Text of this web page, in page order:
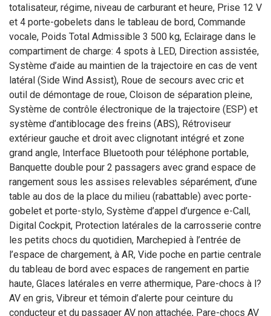
totalisateur, régime, niveau de carburant et heure, Prise 12 V
et 4 porte-gobelets dans le tableau de bord, Commande
vocale, Poids Total Admissible 3 500 kg, Eclairage dans le
compartiment de charge: 4 spots à LED, Direction assistée,
Système d’aide au maintien de la trajectoire en cas de vent
latéral (Side Wind Assist), Roue de secours avec cric et
outil de démontage de roue, Cloison de séparation pleine,
Système de contrôle électronique de la trajectoire (ESP) et
système d’antiblocage des freins (ABS), Rétroviseur
extérieur gauche et droit avec clignotant intégré et zone
grand angle, Interface Bluetooth pour téléphone portable,
Banquette double pour 2 passagers avec grand espace de
rangement sous les assises relevables séparément, d’une
table au dos de la place du milieu (rabattable) avec porte-
gobelet et porte-stylo, Système d’appel d’urgence e-Call,
Digital Cockpit, Protection latérales de la carrosserie contre
les petits chocs du quotidien, Marchepied à l’entrée de
l’espace de chargement, à AR, Vide poche en partie centrale
du tableau de bord avec espaces de rangement en partie
haute, Glaces latérales en verre athermique, Pare-chocs à l?
AV en gris, Vibreur et témoin d’alerte pour ceinture du
conducteur et du passager AV non attachée, Pare-chocs AV